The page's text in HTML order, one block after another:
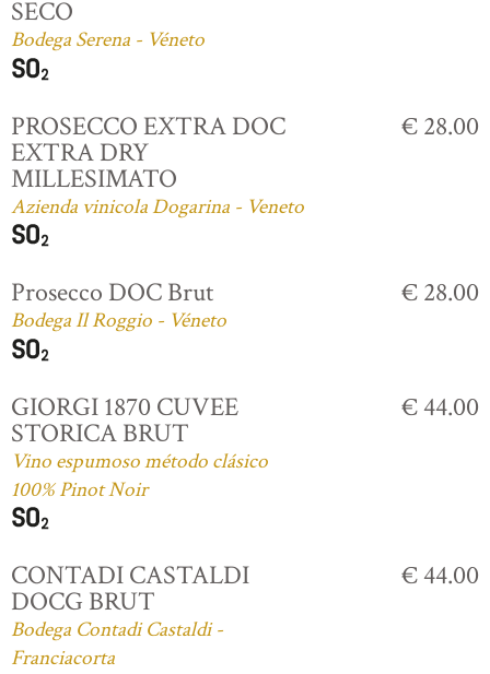
SECO
Bodega Serena - Véneto
PROSECCO EXTRA DOC
EXTRA DRY
MILLESIMATO
Azienda vinicola Dogarina - Veneto
€ 28.00
Prosecco DOC Brut
Bodega Il Roggio - Véneto
€ 28.00
GIORGI 1870 CUVEE
STORICA BRUT
Vino espumoso método clásico
100% Pinot Noir
€ 44.00
CONTADI CASTALDI
DOCG BRUT
Bodega Contadi Castaldi -
Franciacorta
€ 44.00